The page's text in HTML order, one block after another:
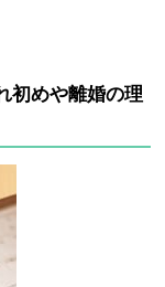
初めや離婚の理